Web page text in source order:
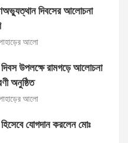
দিবসের আলোচনা
আলো
উপলক্ষে রামগড়ে আলোচনা
অনুষ্ঠিত
আলো
যোগদান করলেন মোঃ